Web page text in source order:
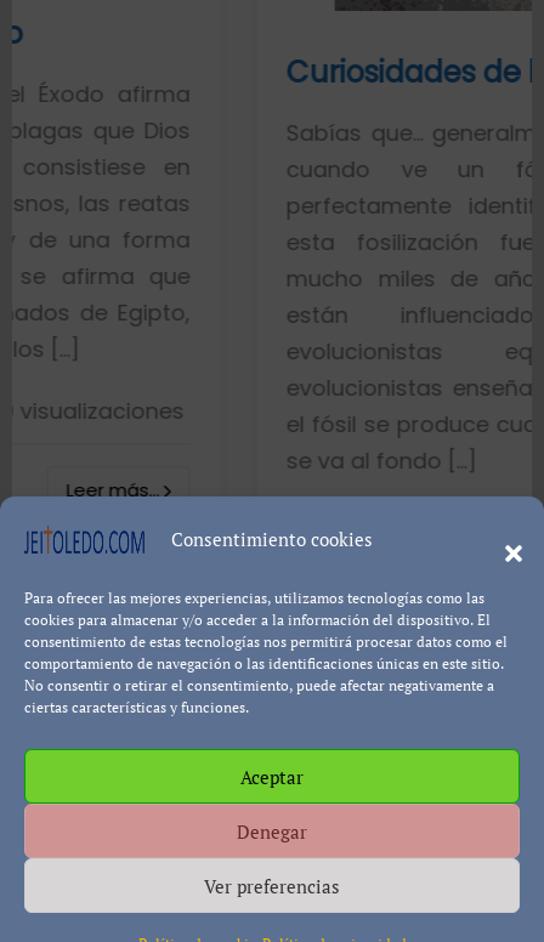
Consentimiento cookies
Para ofrecer las mejores experiencias, utilizamos tecnologías como las
cookies para almacenar y/o acceder a la información del dispositivo. El
consentimiento de estas tecnologías nos permitirá procesar datos como el
comportamiento de navegación o las identificaciones únicas en este sitio.
No consentir o retirar el consentimiento, puede afectar negativamente a
ciertas características y funciones.
Aceptar
Denegar
Ver preferencias
Curiosidades de los fósiles
Sabías que… generalmente toda la
cuando ve un fósil de un
perfectamente identificado piensa
esta fosilización fue un
mucho miles de años. Esto es
están influenciados por
evolucionistas equivocadas.
evolucionistas enseñan con
el fósil se produce cuando el pez
se va al fondo […]
Pablo Blanco Leer
Responsabilidad